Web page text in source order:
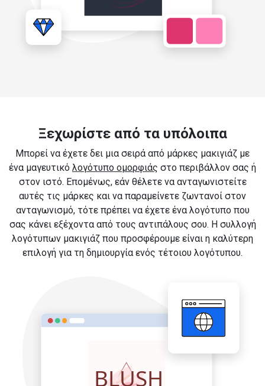
Ξεχωρίστε από τα υπόλοιπα
Μπορεί να έχετε δει μια σειρά από μάρκες μακιγιάζ με
ένα μαγευτικό λογότυπο ομορφιάς στο περιβάλλον σας ή
στον ιστό. Επομένως, εάν θέλετε να ανταγωνιστείτε
αυτές τις μάρκες και να παραμείνετε ζωντανοί στον
ανταγωνισμό, τότε πρέπει να έχετε ένα λογότυπο που
σας κάνει εξέχοντα από τους αντιπάλους σου. Η συλλογή
λογότυπων μακιγιάζ που προσφέρουμε είναι η καλύτερη
επιλογή για τη δημιουργία ενός τέτοιου λογότυπου.